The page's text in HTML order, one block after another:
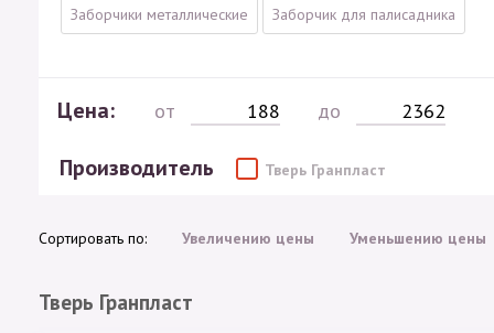
Заборчики металлические Заборчик для палисадника
Цена: от до
Производитель Тверь Гранпласт
Сортировать по: Увеличению цены Уменьшению цены
Тверь Гранпласт